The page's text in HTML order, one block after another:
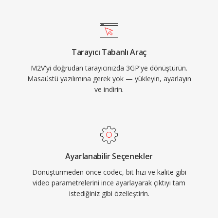
içinde zamanlanmış metin ile sabit görüntü
tarafından geniş çaplı benimsenmesi, 3G
özellikli neredeyse her telefonun 3GP medyasını
yerel olarak işleyebilmesini sağlamıştır. Modern
açısından verimli video dağıtımının önemini
Tarayıcı Tabanlı Araç
M2V'yi doğrudan tarayıcınızda 3GP'ye dönüştürün.
Masaüstü yazılımına gerek yok — yükleyin, ayarlayın
ve indirin.
Ayarlanabilir Seçenekler
Dönüştürmeden önce codec, bit hızı ve kalite gibi
video parametrelerini ince ayarlayarak çıktıyı tam
istediğiniz gibi özelleştirin.